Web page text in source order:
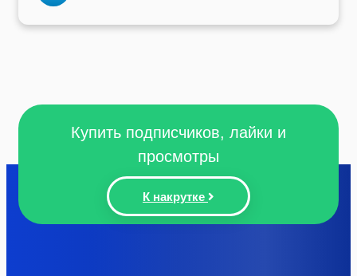
Купить подписчиков, лайки и
просмотры
К накрутке